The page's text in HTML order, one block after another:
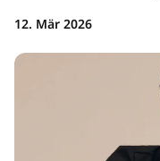
12. Mär 2026